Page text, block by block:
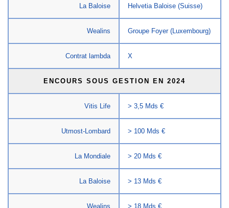
La Baloise Helvetia Baloise (Suisse)
Wealins Groupe Foyer (Luxembourg)
Contrat lambda X
ENCOURS SOUS GESTION EN 2024
Vitis Life > 3,5 Mds €
Utmost-Lombard > 100 Mds €
La Mondiale > 20 Mds €
La Baloise > 13 Mds €
Wealins > 18 Mds €